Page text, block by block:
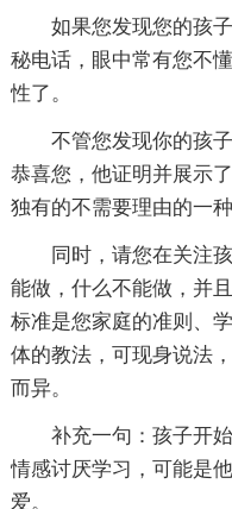
如果您发现您的孩
秘电话，眼中常有您不
性了。
不管您发现你的孩
恭喜您，他证明并展示
独有的不需要理由的一
同时，请您在关注
能做，什么不能做，并
标准是您家庭的准则、
体的教法，可现身说法
而异。
补充一句：孩子开
情感讨厌学习，可能是
爱。